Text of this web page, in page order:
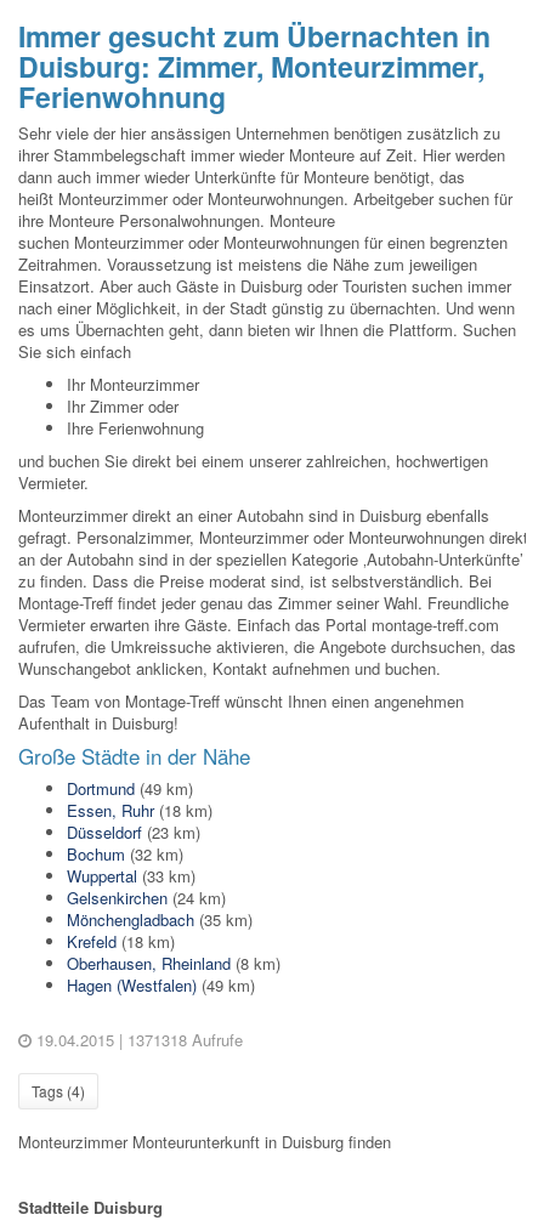
Immer gesucht zum Übernachten in
Duisburg: Zimmer, Monteurzimmer,
Ferienwohnung
Sehr viele der hier ansässigen Unternehmen benötigen zusätzlich zu
ihrer Stammbelegschaft immer wieder Monteure auf Zeit. Hier werden
dann auch immer wieder Unterkünfte für Monteure benötigt, das
heißt Monteurzimmer oder Monteurwohnungen. Arbeitgeber suchen für
ihre Monteure Personalwohnungen. Monteure
suchen Monteurzimmer oder Monteurwohnungen für einen begrenzten
Zeitrahmen. Voraussetzung ist meistens die Nähe zum jeweiligen
Einsatzort. Aber auch Gäste in Duisburg oder Touristen suchen immer
nach einer Möglichkeit, in der Stadt günstig zu übernachten. Und wenn
es ums Übernachten geht, dann bieten wir Ihnen die Plattform. Suchen
Sie sich einfach
Ihr Monteurzimmer
Ihr Zimmer oder
Ihre Ferienwohnung
und buchen Sie direkt bei einem unserer zahlreichen, hochwertigen
Vermieter.
Monteurzimmer direkt an einer Autobahn sind in Duisburg ebenfalls
gefragt. Personalzimmer, Monteurzimmer oder Monteurwohnungen direkt
an der Autobahn sind in der speziellen Kategorie ‚Autobahn-Unterkünfte’
zu finden. Dass die Preise moderat sind, ist selbstverständlich. Bei
Montage-Treff findet jeder genau das Zimmer seiner Wahl. Freundliche
Vermieter erwarten ihre Gäste. Einfach das Portal montage-treff.com
aufrufen, die Umkreissuche aktivieren, die Angebote durchsuchen, das
Wunschangebot anklicken, Kontakt aufnehmen und buchen.
Das Team von Montage-Treff wünscht Ihnen einen angenehmen
Aufenthalt in Duisburg!
Große Städte in der Nähe
Dortmund (49 km)
Essen, Ruhr(18 km)
Düsseldorf (23 km)
Bochum (32 km)
Wuppertal (33 km)
Gelsenkirchen (24 km)
Mönchengladbach (35 km)
Krefeld (18 km)
Oberhausen, Rheinland (8 km)
Hagen (Westfalen) (49 km)
19.04.2015 | 1371318 Aufrufe
Tags (4)
Monteurzimmer Monteurunterkunft in Duisburg finden
Stadtteile Duisburg